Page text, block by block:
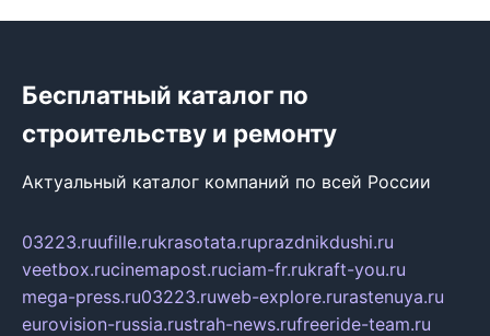
Бесплатный каталог по
строительству и ремонту
Актуальный каталог компаний по всей России
03223.ruufille.rukrasotata.ruprazdnikdushi.ru
veetbox.rucinemapost.ruciam-fr.rukraft-you.ru
mega-press.ru03223.ruweb-explore.rurastenuya.ru
eurovision-russia.rustrah-news.rufreeride-team.ru